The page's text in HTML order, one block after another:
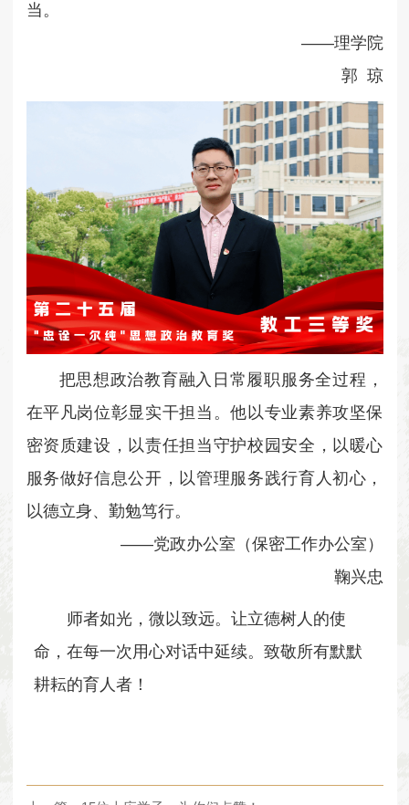
当。
——理学院
郭 琼
把思想政治教育融入日常履职服务全过程，
在平凡岗位彰显实干担当。他以专业素养攻坚保
密资质建设，以责任担当守护校园安全，以暖心
服务做好信息公开，以管理服务践行育人初心，
以德立身、勤勉笃行。
——党政办公室（保密工作办公室）
鞠兴忠
师者如光，微以致远。让立德树人的使
命，在每一次用心对话中延续。致敬所有默默
耕耘的育人者！